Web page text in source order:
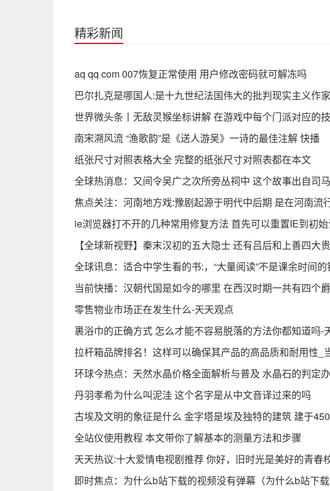
精彩新闻
aq qq com 007恢复正常使用 用户修改密码就可解冻吗
巴尔扎克是哪国人:是十九世纪法国伟大的批判现实主义作
世界微头条丨无敌灵猴坐标讲解 在游戏中每个门派对应的
南宋溯风流 “渔歌韵”是《送人游吴》一诗的最佳注解 快播
纸张尺寸对照表格大全 完整的纸张尺寸对照表都在本文
全球热消息：又间令吴广之次所旁丛祠中 这个故事出自司马
焦点关注：河南地方戏:豫剧起源于明代中后期 是在河南流
ie浏览器打不开的几种常用修复方法 首先可以重置IE到初
【全球新视野】秦末汉初的五大隐士 还有吕后和上善四大
全球讯息：适合中学生看的书:，“大量阅读”不是课余时间
当前快播：汉朝代国是如今的哪里 在西汉时期一共有四个
零售物业市场正在发生什么-天天观点
裹浴巾的正确方式 怎么才能不容易脱落的方法你都知道吗-
拉杆箱品牌排名！这样可以确保其产品的高品质和耐用性_
环球今热点：天然水晶价格全面解析与普及 水晶石的判定办
丹羽孝希为什么叫泥洼 这个名字是从中文音译过来的吗
古埃及文明的象征是什么 金字塔是埃及独特的建筑 建于
全站仪使用教程 本文带你了解基本的测量方法和步骤
天天热议:十大爱情电视剧推荐 你好，旧时光是美好的青春
即时焦点：为什么b站下载的视频没有弹幕（为什么b站下载